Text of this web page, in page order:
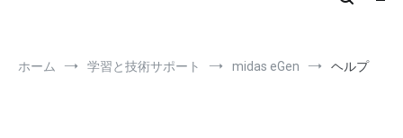
ホーム 学習と技術サポート midas eGen ヘルプ